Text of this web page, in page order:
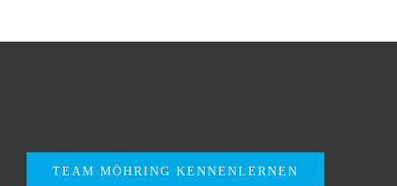
TEAM MÖHRING KENNENLERNEN